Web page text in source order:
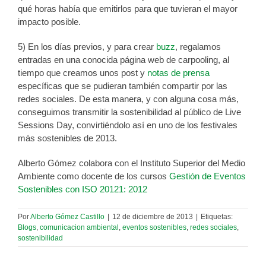
qué horas había que emitirlos para que tuvieran el mayor
impacto posible.
5) En los días previos, y para crear buzz, regalamos
entradas en una conocida página web de carpooling, al
tiempo que creamos unos post y notas de prensa
específicas que se pudieran también compartir por las
redes sociales. De esta manera, y con alguna cosa más,
conseguimos transmitir la sostenibilidad al público de Live
Sessions Day, convirtiéndolo así en uno de los festivales
más sostenibles de 2013.
Alberto Gómez colabora con el Instituto Superior del Medio
Ambiente como docente de los cursos Gestión de Eventos
Sostenibles con ISO 20121: 2012
PorAlberto Gómez Castillo 12 de diciembre de 2013
Etiquetas:
Blogs, comunicacion ambiental , eventos sostenibles, redes sociales,
sostenibilidad